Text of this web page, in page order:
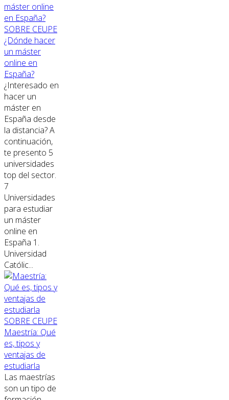
SOBRE CEUPE
¿Dónde hacer
un máster
online en
España?
¿Interesado en
hacer un
máster en
España desde
la distancia? A
continuación,
te presento 5
universidades
top del sector.
7
Universidades
para estudiar
un máster
online en
España 1.
Universidad
Católic...
SOBRE CEUPE
Maestría: Qué
es, tipos y
ventajas de
estudiarla
Las maestrías
son un tipo de